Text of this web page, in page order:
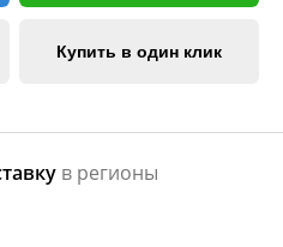
Купить в один клик
в регионы